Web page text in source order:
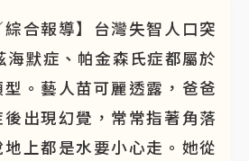
綜合報導】台灣失智人口突
默症、帕金森氏症都屬於
。藝人苗可麗透露，爸爸
出現幻覺，常常指著角落
上都是水要小心走。她從